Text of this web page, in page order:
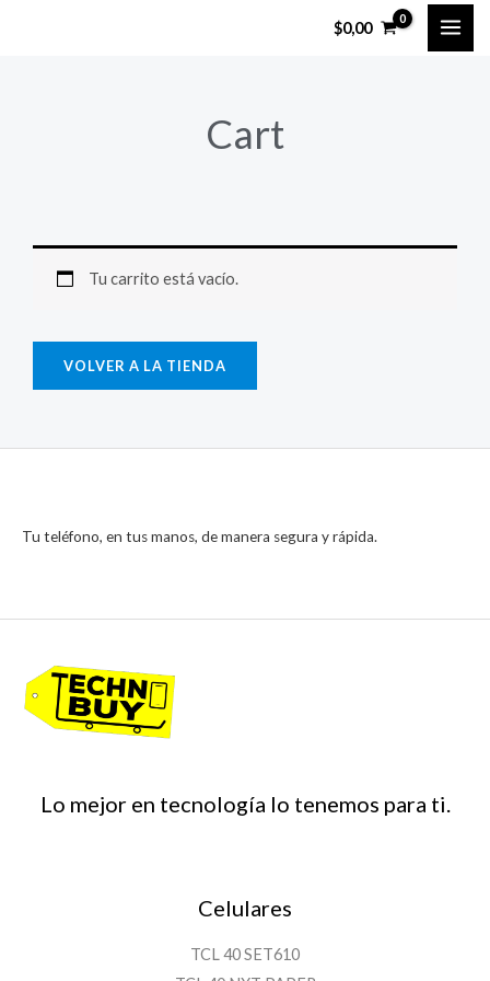
$0,00
Cart
Tu carrito está vacío.
VOLVER A LA TIENDA
Tu teléfono, en tus manos, de manera segura y rápida.
Lo mejor en tecnología lo tenemos para ti.
Celulares
TCL 40 SET610